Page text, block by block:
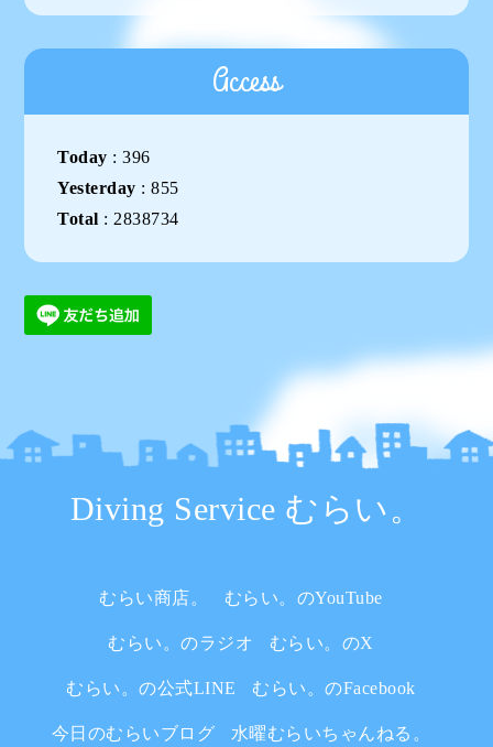
Access
Today :396
Yesterday :855
Total : 2838734
Diving Service むらい。
むらい商店。 むらい。のYouTube
むらい。のラジオ むらい。のX
むらい。の公式LINE むらい。のFacebook
今日のむらいブログ 水曜むらいちゃんねる。